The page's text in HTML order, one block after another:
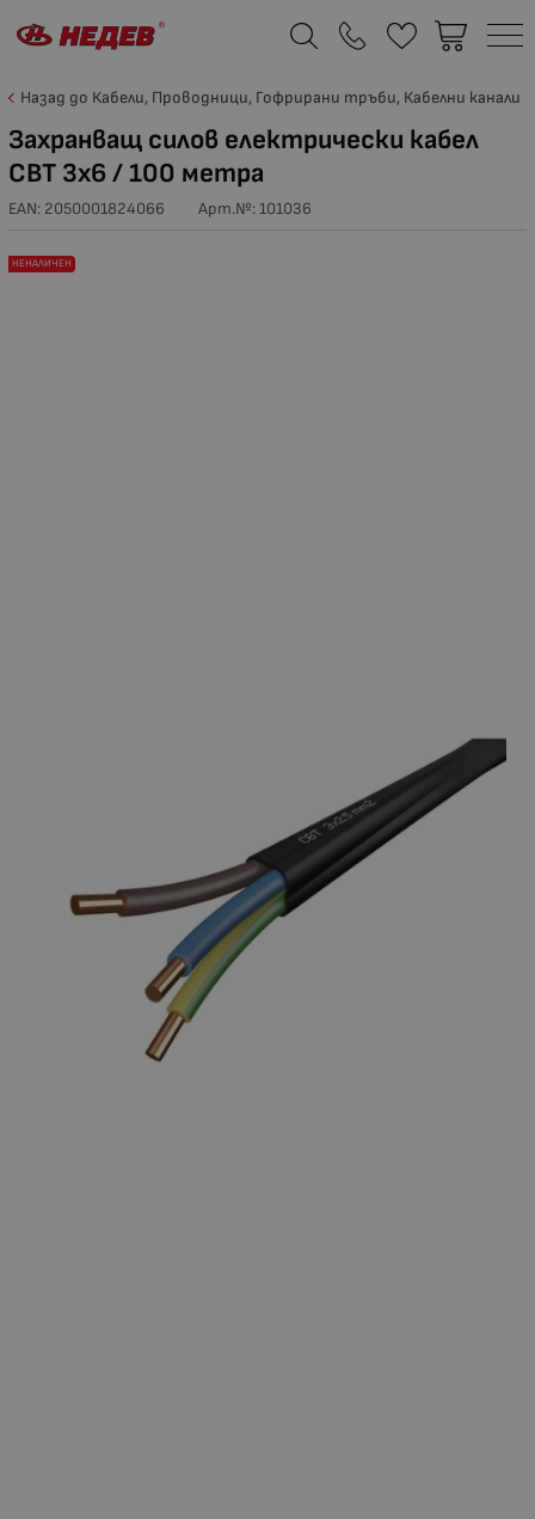
Назад до Кабели, Проводници, Гофрирани тръби, Кабелни канали
Захранващ силов електрически кабел
СВТ 3x6 / 100 метра
EAN: 2050001824066 Арт.№:101036
НЕНАЛИЧЕН